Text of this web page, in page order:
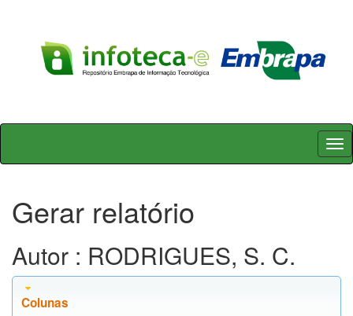
Skip
Gerar relatório
Autor : RODRIGUES, S. C.
Colunas